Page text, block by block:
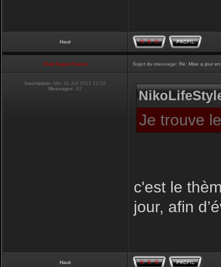
Haut
Club Supra France Sujet du message: Re: Mise a jour
Inscription: Mar 16 Juil 2013 21:16
Messages: 82
Je trouve
c'est le
jour, afin
Haut